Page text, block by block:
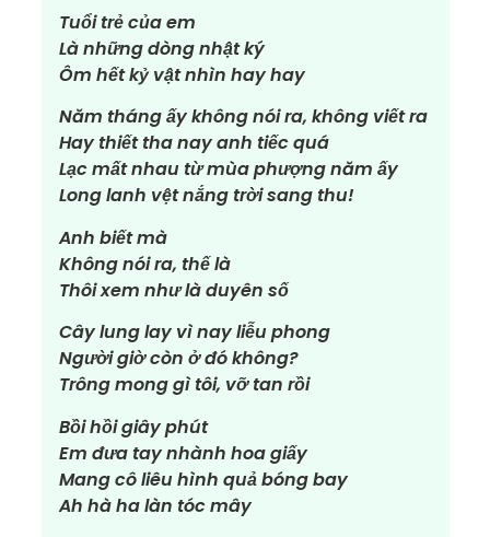
Tuổi trẻ của em
Là những dòng nhật ký
Ôm hết kỷ vật nhìn hay hay
Năm tháng ấy không nói ra, không viết ra
Hay thiết tha nay anh tiếc quá
Lạc mất nhau từ mùa phượng năm ấy
Long lanh vệt nắng trời sang thu!
Anh biết mà
Không nói ra, thế là
Thôi xem như là duyên số
Cây lung lay vì nay liễu phong
Người giờ còn ở đó không?
Trông mong gì tôi, vỡ tan rồi
Bồi hồi giây phút
Em đưa tay nhành hoa giấy
Mang cô liêu hình quả bóng bay
Ah hà ha làn tóc mây